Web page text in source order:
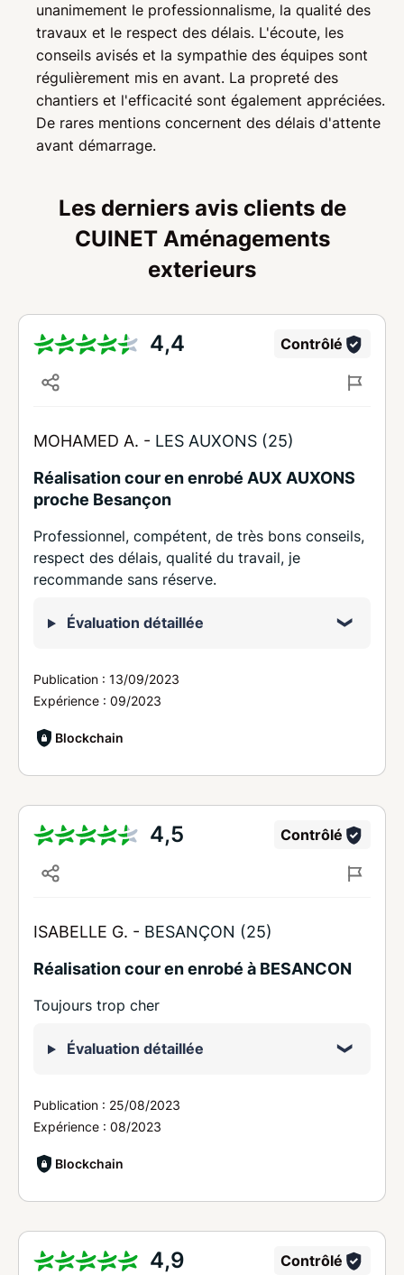
unanimement le professionnalisme, la qualité des
travaux et le respect des délais. L'écoute, les
conseils avisés et la sympathie des équipes sont
régulièrement mis en avant. La propreté des
chantiers et l'efficacité sont également appréciées.
De rares mentions concernent des délais d'attente
avant démarrage.
Les derniers avis clients de
CUINET Aménagements
exterieurs
4,4 Contrôlé
MOHAMED A. - LES AUXONS (25)
Réalisation cour en enrobé AUX AUXONS
proche Besançon
Professionnel, compétent, de très bons conseils,
respect des délais, qualité du travail, je
recommande sans réserve.
Évaluation détaillée
Publication : 13/09/2023
Expérience : 09/2023
Blockchain
4,5 Contrôlé
ISABELLE G. - BESANÇON (25)
Réalisation cour en enrobé à BESANCON
Toujours trop cher
Évaluation détaillée
Publication : 25/08/2023
Expérience : 08/2023
Blockchain
4,9 Contrôlé